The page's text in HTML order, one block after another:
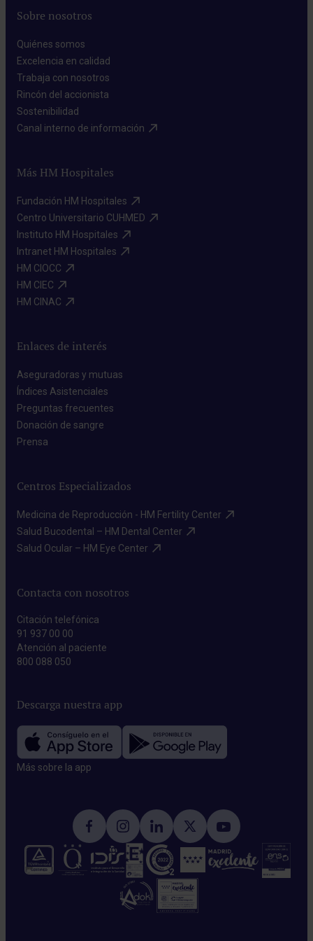
Sobre nosotros
Quiénes somos​
Excelencia en calidad​
Trabaja con nosotros​
Rincón del accionista​
Sostenibilidad​
Canal interno de información​
Más HM Hospitales
Fundación HM Hospitales​
Centro Universitario CUHMED​
Instituto HM Hospitales​
Intranet HM Hospitales​
HM CIOCC​
HM CIEC​
HM CINAC​
Enlaces de interés
Aseguradoras y mutuas​
Índices Asistenciales​
Preguntas frecuentes​
Donación de sangre​
Prensa​
Centros Especializados
Medicina de Reproducción - HM Fertility Center​
Salud Bucodental – HM Dental Center​
Salud Ocular – HM Eye Center​
Contacta con nosotros
Citación telefónica
91 937 00 00
Atención al paciente
800 088 050
Descarga nuestra app
Más sobre la app​